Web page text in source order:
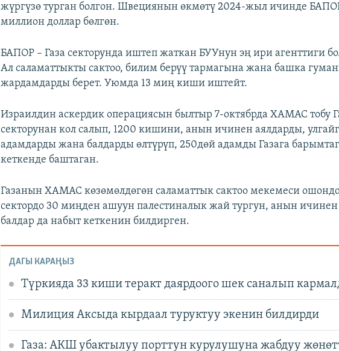
жүргүзө турган болгон. Швециянын өкмөтү 2024-жыл ичинде
миллион доллар бөлгөн.
БАПОР – Газа секторунда иштеп жаткан БУУнун эң ири агенттиги
Ал саламаттыкты сактоо, билим берүү тармагына жана башка
жардамдарды берет. Уюмда 13 миң киши иштейт.
Израилдин аскердик операциясын былтыр 7-октябрда ХАМАС тобу
секторунан кол салып, 1200 кишини, анын ичинен аялдарды,
адамдарды жана балдарды өлтүрүп, 250дөй адамды Газага
кеткенде баштаган.
Газанын ХАМАС көзөмөлдөгөн саламаттык сактоо мекемеси
сектордо 30 миңден ашуун палестиналык жай тургун, анын
балдар да набыт кеткенин билдирген.
ДАГЫ КАРАҢЫЗ
Түркияда 33 киши теракт даярдоого шек саналып
Милиция Аксыда кырдаал туруктуу экенин билдирди
Газа: АКШ убактылуу порттун курулушуна жабдуу